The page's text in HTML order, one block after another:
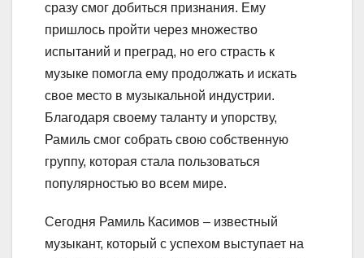
сразу смог добиться признания. Ему
пришлось пройти через множество
испытаний и преград, но его страсть к
музыке помогла ему продолжать и искать
свое место в музыкальной индустрии.
Благодаря своему таланту и упорству,
Рамиль смог собрать свою собственную
группу, которая стала пользоваться
популярностью во всем мире.
Сегодня Рамиль Касимов – известный
музыкант, который с успехом выступает на